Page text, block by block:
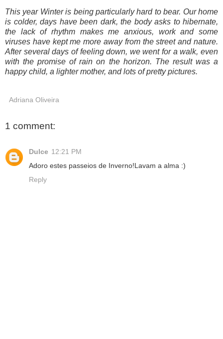
This year Winter is being particularly hard to bear. Our home
is colder, days have been dark, the body asks to hibernate,
the lack of rhythm makes me anxious, work and some
viruses have kept me more away from the street and nature.
After several days of feeling down, we went for a walk, even
with the promise of rain on the horizon. The result was a
happy child, a lighter mother, and lots of pretty pictures.
Adriana Oliveira
1 comment:
Dulce 12:21 PM
Adoro estes passeios de Inverno!Lavam a alma :)
Reply